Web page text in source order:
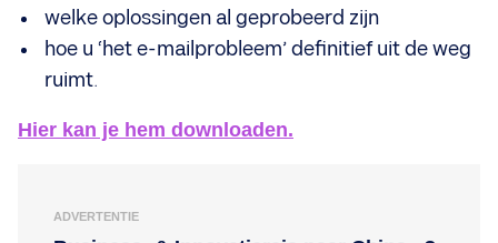
welke oplossingen al geprobeerd zijn
hoe u ‘het e-mailprobleem’ definitief uit de weg
ruimt.
Hier kan je hem downloaden.
ADVERTENTIE